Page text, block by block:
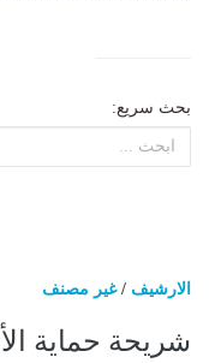
بحث سريع:
الارشيف /غير مصنف
شريحة حماية